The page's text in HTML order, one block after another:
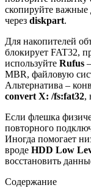
скопируйте
через diskpart.
Для накопителей
блокирует FAT32,
используйте Rufus
MBR, файловую
Альтернатива –
convert X: /fs:fat32,
Если флешка
повторного
Иногда помогает
вроде HDD Low
восстановить
Содержание